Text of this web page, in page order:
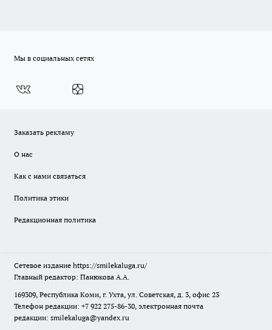
Мы в социальных сетях
Заказать рекламу
О нас
Как с нами связаться
Политика этики
Редакционная политика
Сетевое издание https://smilekaluga.ru/
Главный редактор: Панюкова А.А.
169309, Республика Коми, г. Ухта, ул. Советская, д. 3, офис 23
Телефон редакции: +7 922 275-86-30, электронная почта
редакции: smilekaluga@yandex.ru